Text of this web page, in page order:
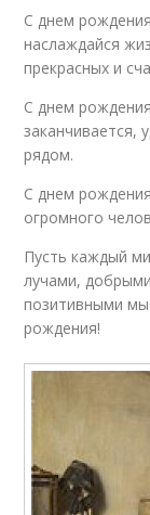
С днем
наслаждайся
прекрасных и
С днем
заканчивается,
рядом.
С днем
огромного
Пусть каждый
лучами,
позитивными
рождения!